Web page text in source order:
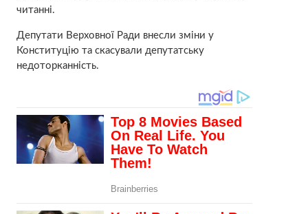
читанні.
Депутати Верховної Ради внесли зміни у
Конституцію та скасували депутатську
недоторканність.